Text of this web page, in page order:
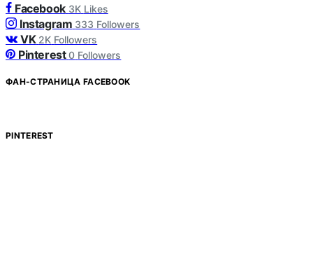
Facebook 3K Likes
Instagram 333 Followers
VK 2K Followers
Pinterest 0 Followers
ФАН-СТРАНИЦА FACEBOOK
PINTEREST